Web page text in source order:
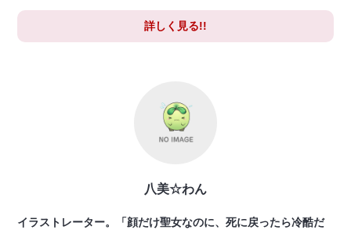
詳しく見る!!
八美☆わん
イラストレーター。「顔だけ聖女なのに、死に戻ったら冷酷だ